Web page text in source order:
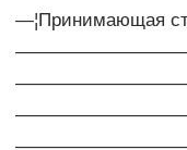
—¦Принимающая
———————————-